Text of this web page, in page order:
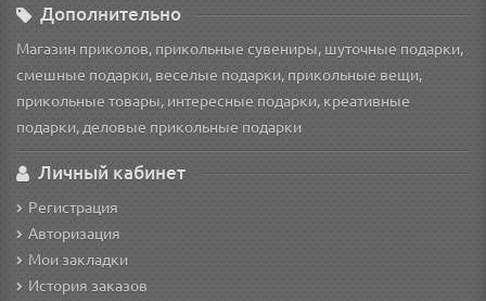
Дополнительно
Магазин приколов, прикольные сувениры, шуточные подарки,
смешные подарки, веселые подарки, прикольные вещи,
прикольные товары, интересные подарки, креативные
подарки, деловые прикольные подарки
Личный кабинет
Регистрация
Авторизация
Мои закладки
История заказов